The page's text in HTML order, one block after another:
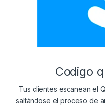
Codigo
Tus clientes escanean el
saltándose el proceso de